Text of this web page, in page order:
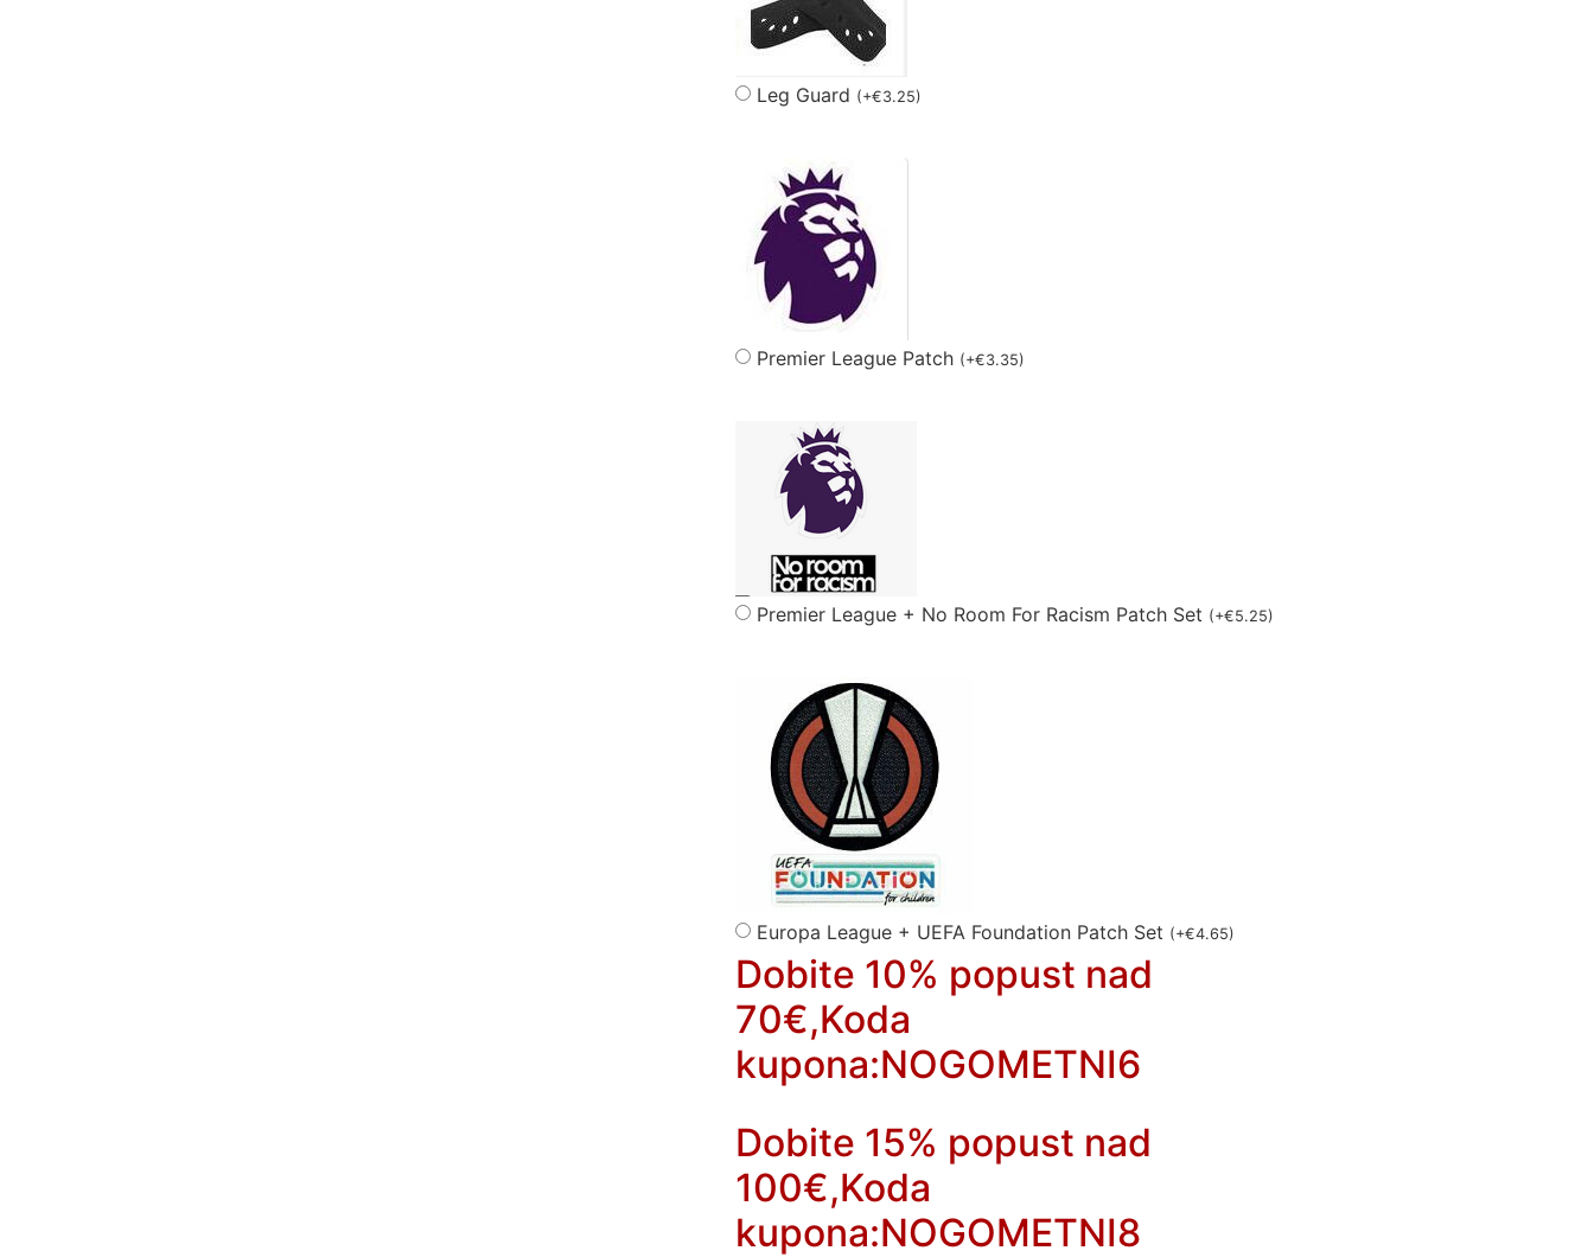
Leg Guard (+€3.25)
Premier League Patch (+€3.35)
Premier League + No Room For Racism Patch Set (+€5.25)
Europa League + UEFA Foundation Patch Set (+€4.65)
Dobite 10% popust nad
70€,Koda
kupona:NOGOMETNI6
Dobite 15% popust nad
100€,Koda
kupona:NOGOMETNI8